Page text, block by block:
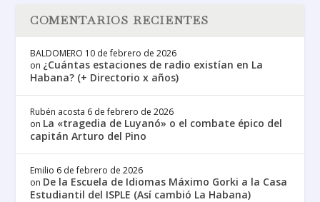
COMENTARIOS RECIENTES
BALDOMERO 10 de febrero de 2026
on ¿Cuántas estaciones de radio existían en La
Habana? (+ Directorio x años)
Rubén acosta 6 de febrero de 2026
on La «tragedia de Luyanó» o el combate épico del
capitán Arturo del Pino
Emilio 6 de febrero de 2026
on De la Escuela de Idiomas Máximo Gorki a la Casa
Estudiantil del ISPLE (Así cambió La Habana)